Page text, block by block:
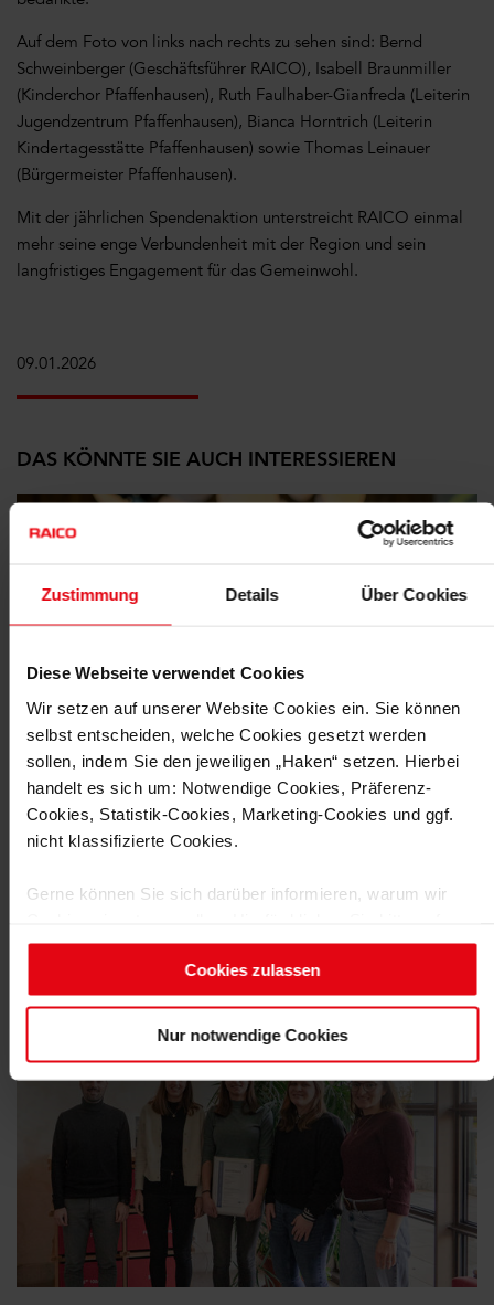
Zustimmung Details Über Cookies
Diese Webseite verwendet Cookies
Wir setzen auf unserer Website Cookies ein. Sie können
selbst entscheiden, welche Cookies gesetzt werden
sollen, indem Sie den jeweiligen „Haken“ setzen. Hierbei
handelt es sich um: Notwendige Cookies, Präferenz-
Cookies, Statistik-Cookies, Marketing-Cookies und ggf.
nicht klassifizierte Cookies.
Gerne können Sie sich darüber informieren, warum wir
„Details einblenden“ und wählen die jeweilige Cookie-
Um diese Cookies zu nutzen, benötigen wir Ihre
Ihre Einwilligung können Sie jederzeit für die Zukunft
widerrufen. Weitere Informationen finden Sie in unseren
Datenschutzhinweisen.
Cookies zulassen
Nur notwendige Cookies
Auf dem Foto von links nach rechts zu sehen sind: Bernd
Schweinberger (Geschäftsführer RAICO), Isabell Braunmiller
(Kinderchor Pfaffenhausen), Ruth Faulhaber-Gianfreda (Leiterin
Jugendzentrum Pfaffenhausen), Bianca Horntrich (Leiterin
Kindertagesstätte Pfaffenhausen) sowie Thomas Leinauer
(Bürgermeister Pfaffenhausen).
Mit der jährlichen Spendenaktion unterstreicht RAICO einmal
mehr seine enge Verbundenheit mit der Region und sein
langfristiges Engagement für das Gemeinwohl.
09.01.2026
DAS KÖNNTE SIE AUCH INTERESSIEREN
Unternehmensnews
ERSTES RAICO LAB: NÄHE ERLEBEN, PRODUKTE